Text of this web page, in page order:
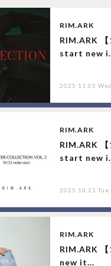
RIM.ARK
RIM.ARK
start new
2025.11.05 Wed
RIM.ARK
RIM.ARK
start new
2025.10.21 Tue
RIM.ARK
RIM.ARK
new it...